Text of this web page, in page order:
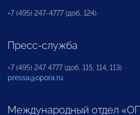
+7 (495) 247-4777 (доб. 124)
Пресс-служба
+7 (495) 247 4777 (доб. 115, 114, 113)
pressa@opora.ru
Международный отдел